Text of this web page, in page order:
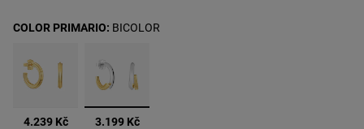
4.239 Kč vybrané
3.199 Kč
COLOR PRIMARIO: BICOLOR